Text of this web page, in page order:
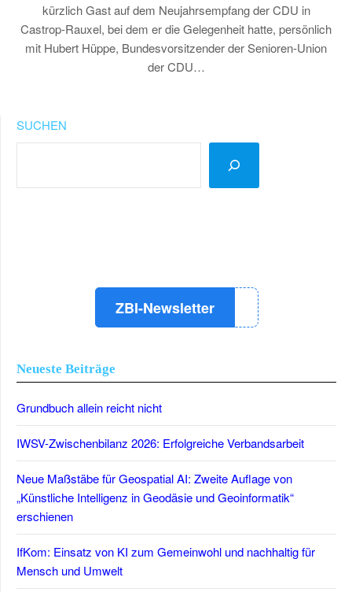
kürzlich Gast auf dem Neujahrsempfang der CDU in
Castrop-Rauxel, bei dem er die Gelegenheit hatte, persönlich
mit Hubert Hüppe, Bundesvorsitzender der Senioren-Union
der CDU…
SUCHEN
ZBI-Newsletter
Neueste Beiträge
Grundbuch allein reicht nicht
IWSV-Zwischenbilanz 2026: Erfolgreiche Verbandsarbeit
Neue Maßstäbe für Geospatial AI: Zweite Auflage von
„Künstliche Intelligenz in Geodäsie und Geoinformatik“
erschienen
IfKom: Einsatz von KI zum Gemeinwohl und nachhaltig für
Mensch und Umwelt